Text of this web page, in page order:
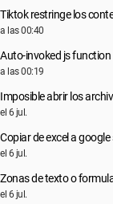
Tiktok restringe los
a las 00:40
Auto-invoked js function
a las 00:19
Imposible abrir los
el 6 jul.
Copiar de excel a google
el 6 jul.
Zonas de texto o
el 6 jul.